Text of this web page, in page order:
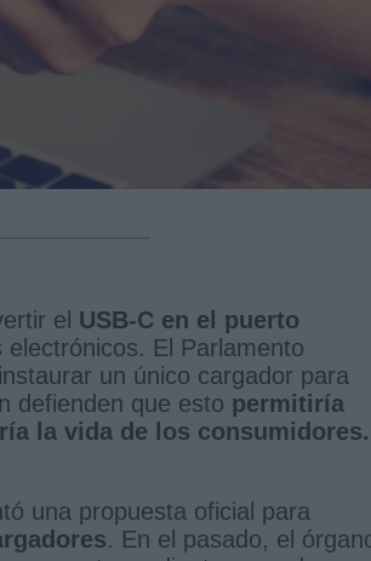
el USB-C en el puerto
electrónicos. El Parlamento
un único cargador para
defienden que esto permitiría
la vida de los
una propuesta oficial para
. En el pasado, el